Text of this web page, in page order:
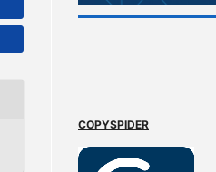
COPYSPIDER